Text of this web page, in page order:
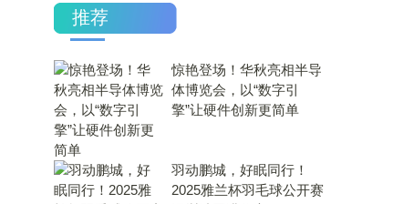
推荐
惊艳登场！华秋亮相半导
体博览会，以“数字引
擎”让硬件创新更简单
羽动鹏城，好眠同行！
2025雅兰杯羽毛球公开赛